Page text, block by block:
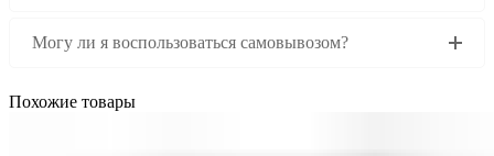
Могу ли я воспользоваться самовывозом?
Похожие товары